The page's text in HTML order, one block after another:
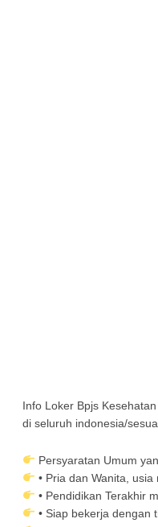
Info Loker Bpjs
di seluruh indonesia/
Persyaratan Umum
• Pria dan Wanita,
• Pendidikan Terakhir
• Siap bekerja dengan